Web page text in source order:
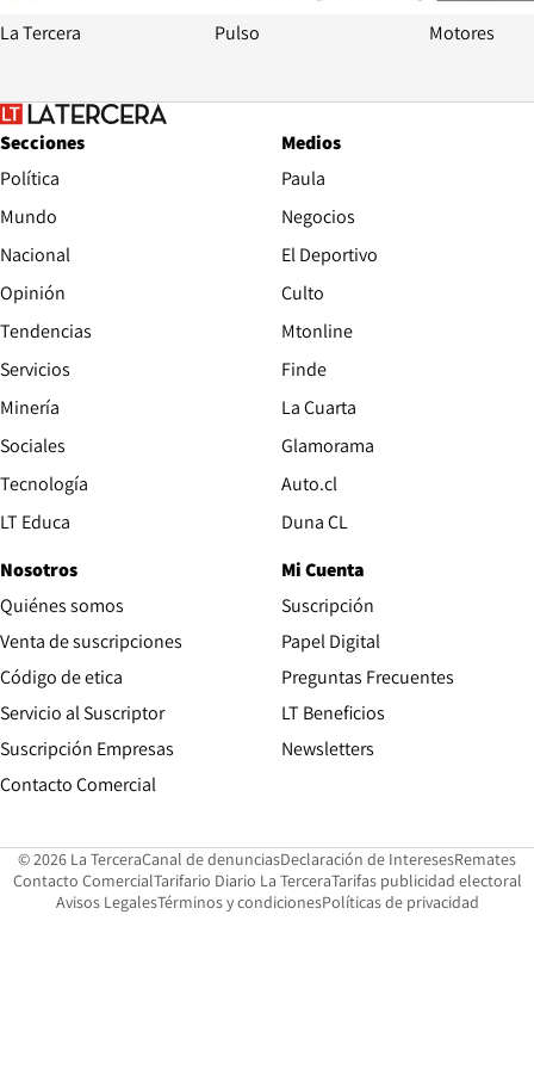
La Tercera Pulso Motores
Secciones
Política
Mundo
Nacional
Opinión
Tendencias
Servicios
Minería
Sociales
Tecnología
LT Educa
Medios
Paula
Negocios
El Deportivo
Culto
Mtonline
Finde
La Cuarta
Glamorama
Auto.cl
Duna CL
Nosotros
Quiénes somos
Venta de suscripciones
Código de etica Opens in new window
Servicio al Suscriptor
Suscripción Empresas
Contacto Comercial
Mi Cuenta
Suscripción
Papel Digital
Preguntas Frecuentes
LT Beneficios
Newsletters
© 2026 La TerceraCanal de denunciasOpens in new window
Declaración de InteresesOpens in
Remates
Contacto ComercialOpens in new window
Tarifario Diario La TerceraOpens in new window
Tarifas publicidad electoral
Avisos LegalesOpens in new window
Términos y condicionesPolíticas de privacidad